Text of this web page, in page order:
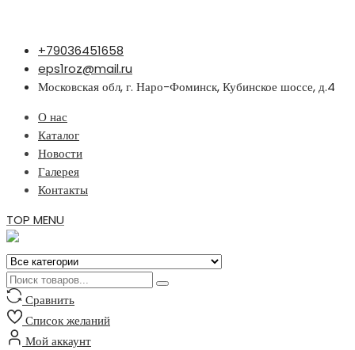
Перейти
содержимому
+79036451658
eps1roz@mail.ru
Московская обл, г. Наро-Фоминск, Кубинское шоссе, д.4
О нас
Каталог
Новости
Галерея
Контакты
TOP MENU
Сравнить
Список желаний
Мой аккаунт